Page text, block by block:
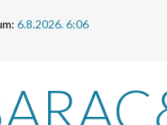
6.8.2026. 6:06